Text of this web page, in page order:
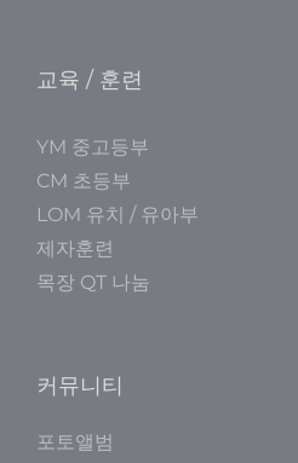
교육 / 훈련
YM 중고등부
CM 초등부
LOM 유치 / 유아부
제자훈련
목장 QT 나눔
커뮤니티
포토앨범